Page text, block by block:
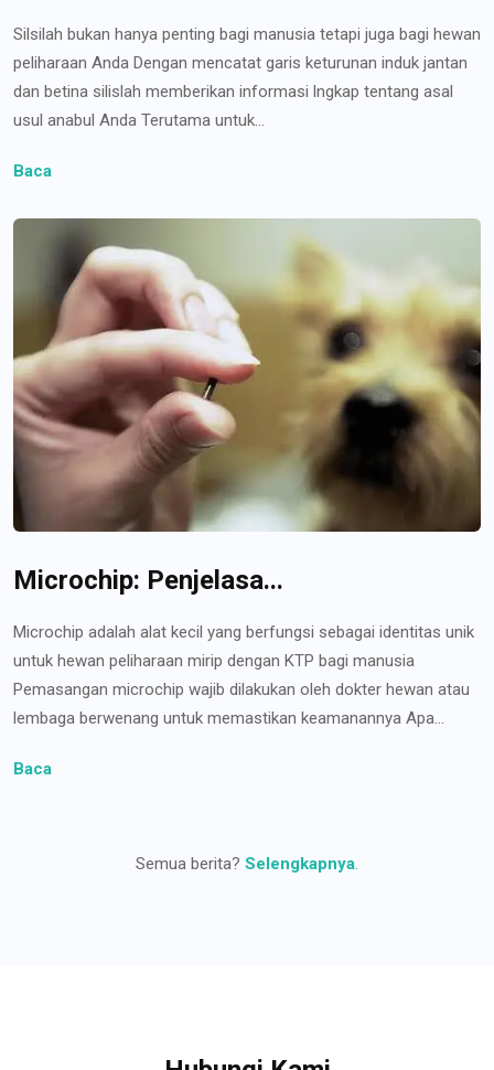
Silsilah bukan hanya penting bagi manusia tetapi juga bagi hewan
peliharaan Anda Dengan mencatat garis keturunan induk jantan
dan betina silislah memberikan informasi lngkap tentang asal
usul anabul Anda Terutama untuk...
Baca
Microchip: Penjelasa...
Microchip adalah alat kecil yang berfungsi sebagai identitas unik
untuk hewan peliharaan mirip dengan KTP bagi manusia
Pemasangan microchip wajib dilakukan oleh dokter hewan atau
lembaga berwenang untuk memastikan keamanannya Apa...
Baca
Semua berita? Selengkapnya.